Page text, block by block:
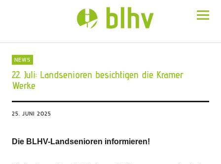
NEWS
22. Juli: Landsenioren besichtigen die Kramer
Werke
25. JUNI 2025
Die BLHV-Landsenioren informieren!